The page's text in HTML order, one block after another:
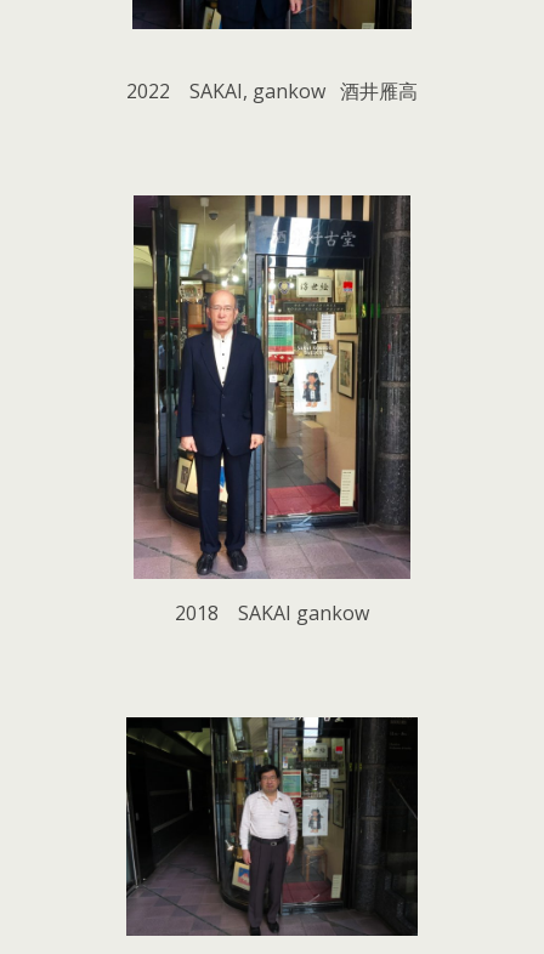
2022 SAKAI, gankow 酒井雁高
2018 SAKAI gankow